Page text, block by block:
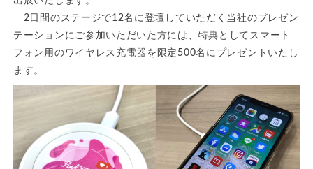
2日間のステージで12名に登壇していただく当社のプレゼン
テーションにご参加いただいた方には、特典としてスマート
フォン用のワイヤレス充電器を限定500名にプレゼントいたし
ます。